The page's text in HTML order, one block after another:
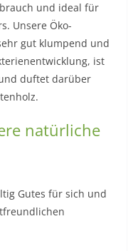
und ideal für
Unsere Öko-
gut klumpend und
ist
duftet darüber
natürliche
Gutes für sich und